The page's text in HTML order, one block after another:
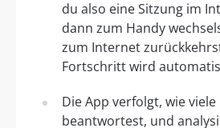
du also eine Sitzung im
dann zum Handy
zum Internet
Fortschritt wird
Die App verfolgt, wie
beantwortest, und